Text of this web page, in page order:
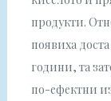
продукти.
появиха
години, та
по-ефектни